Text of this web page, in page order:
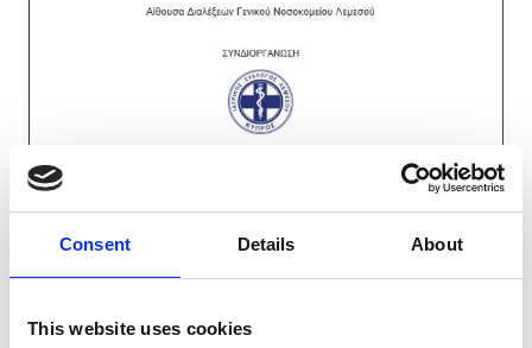
Consent Details About
This website uses cookies
Share